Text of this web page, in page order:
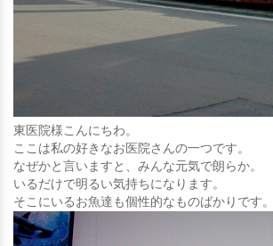
東医院様こんにちわ。
ここは私の好きなお医院さんの一つです。
なぜかと言いますと、みんな元気で朗らか。
いるだけで明るい気持ちになります。
そこにいるお魚達も個性的なものばかりです。